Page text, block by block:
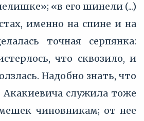
«в его шинели (...)
именно на спине и на
точная серпянка:
что сквозило, и
Надобно знать, что
служила тоже
чиновникам; от нее